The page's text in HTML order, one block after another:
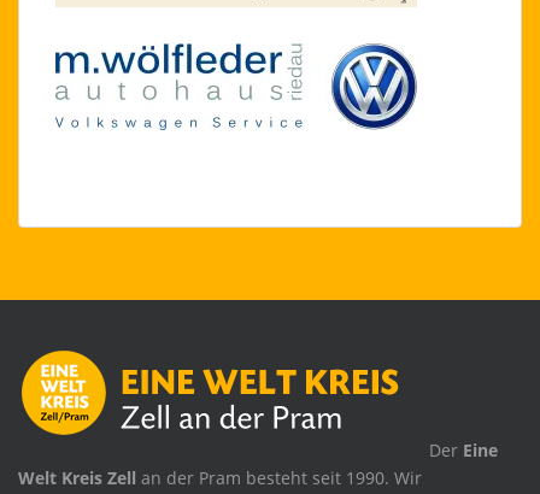
Der Eine
Welt Kreis Zell an der Pram besteht seit 1990. Wir